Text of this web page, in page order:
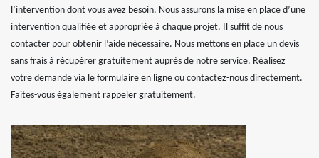
l’intervention dont vous avez besoin. Nous assurons la mise en place d’une
intervention qualifiée et appropriée à chaque projet. Il suffit de nous
contacter pour obtenir l’aide nécessaire. Nous mettons en place un devis
sans frais à récupérer gratuitement auprès de notre service. Réalisez
votre demande via le formulaire en ligne ou contactez-nous directement.
Faites-vous également rappeler gratuitement.